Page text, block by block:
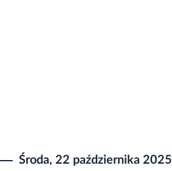
Środa, 22 października 2025